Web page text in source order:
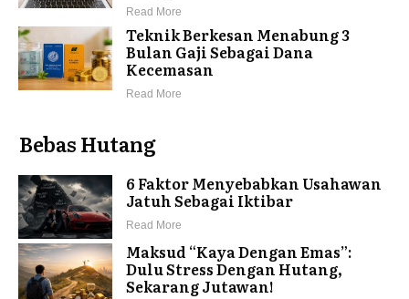
Read More
Teknik Berkesan Menabung 3
Bulan Gaji Sebagai Dana
Kecemasan
Read More
Bebas Hutang
6 Faktor Menyebabkan Usahawan
Jatuh Sebagai Iktibar
Read More
Maksud “Kaya Dengan Emas”:
Dulu Stress Dengan Hutang,
Sekarang Jutawan!